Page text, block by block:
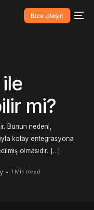
Bize Ulaşın
mi?
Bunun nedeni,
kolay entegrasyona
olmasıdır. […]
1 Min Read